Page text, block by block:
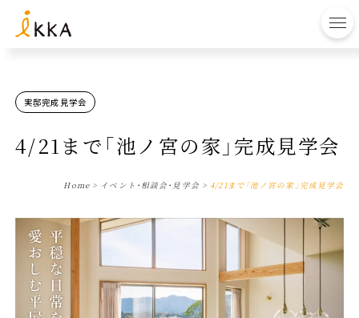
実邸完成見学会
4/21まで「池ノ宮の家」完成見学会
Home> イベント・相談会・見学会 > 4/21まで「池ノ宮の家」完成見学会